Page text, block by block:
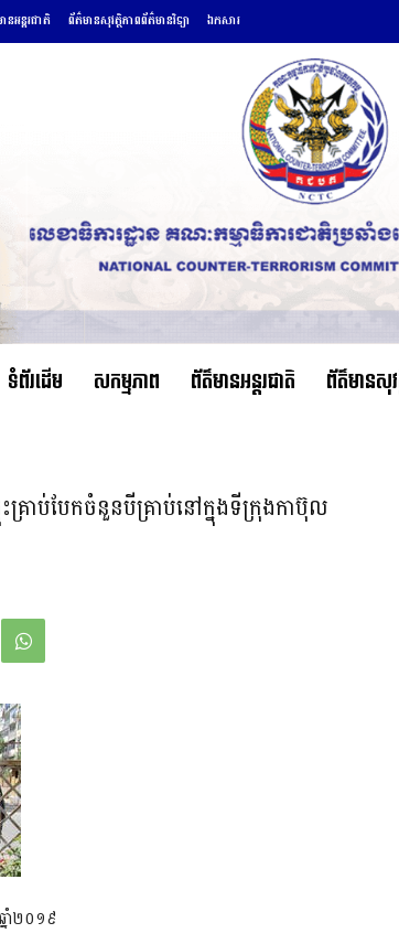
នអន្តរជាតិ ព័ត៌មានសុវត្ថិភាពព័ត៌មានវិទ្យា ឯកសារ
ទំព័រដើម សកម្មភាព ព័ត៌មានអន្តរជាតិ ព័ត៌មានសុវ
រាប់បែកចំនួនបីគ្រាប់នៅក្នុងទីក្រុងកាប៊ុល
ាំ២០១៩